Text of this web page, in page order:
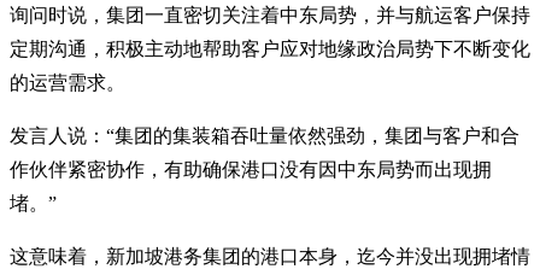
询问时说，集团一直密切关注着中东局势，并与航运客户保持
定期沟通，积极主动地帮助客户应对地缘政治局势下不断变化
的运营需求。
发言人说：“集团的集装箱吞吐量依然强劲，集团与客户和合
作伙伴紧密协作，有助确保港口没有因中东局势而出现拥
堵。”
这意味着，新加坡港务集团的港口本身，迄今并没出现拥堵情